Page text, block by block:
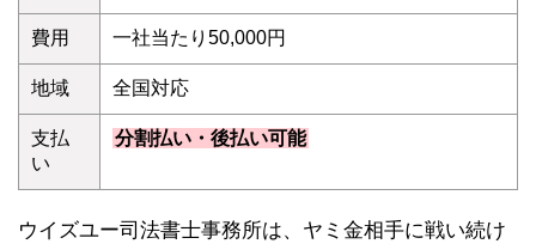
費用 一社当たり50,000円
地域 全国対応
支払
い
分割払い・後払い可能
ウイズユー司法書士事務所は、ヤミ金相手に戦い続け